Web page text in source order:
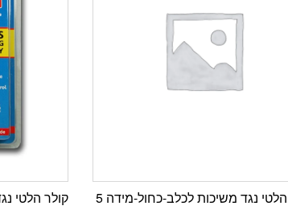
נגד משיכות לכלב-כחול-מידה 5
קולר הלטי